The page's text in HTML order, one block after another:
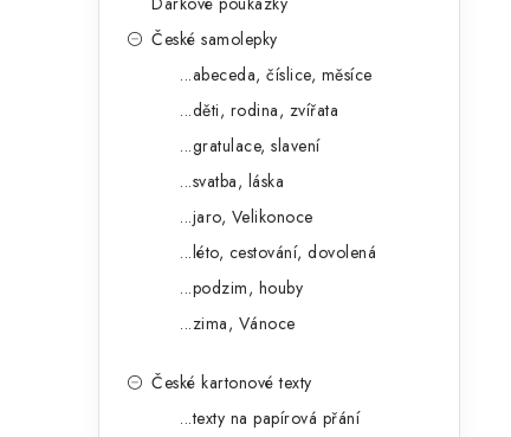
České samolepky
...abeceda, číslice, měsíce
...děti, rodina, zvířata
...gratulace, slavení
...svatba, láska
...jaro, Velikonoce
...léto, cestování, dovolená
...podzim, houby
...zima, Vánoce
České kartonové texty
...texty na papírová přání